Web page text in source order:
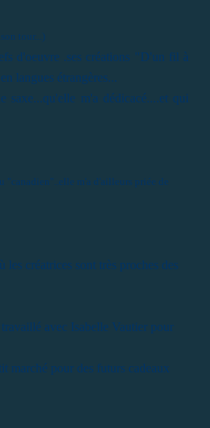
tour...)
d'oeuvre .ses créations "D'un fil à
langues étrangères...
m'a dédicacé....et qui
m'a d'ailleurs priée de
créatrices sont très proches des
avec Isabelle Vautier pour
marché pour des futurs cadeaux